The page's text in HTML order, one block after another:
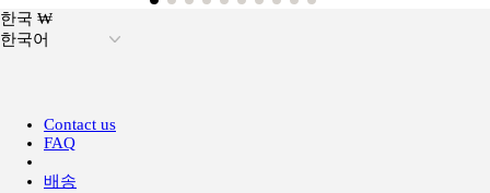
한국 ₩
한국어
Contact us
FAQ
배송